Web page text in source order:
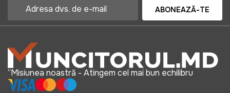
ABONEAZĂ-TE
“Misiunea noastră - Atingem cel mai bun echilibru